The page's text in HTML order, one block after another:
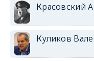
Красовский
Куликов